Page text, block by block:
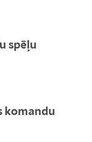
spēļu
komandu